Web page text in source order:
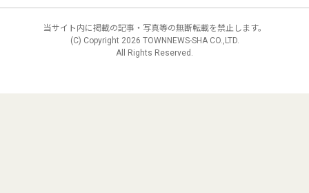
当サイト内に掲載の記事・写真等の無断転載を禁止します。
(C) Copyright 2026 TOWNNEWS-SHA CO.,LTD.
All Rights Reserved.